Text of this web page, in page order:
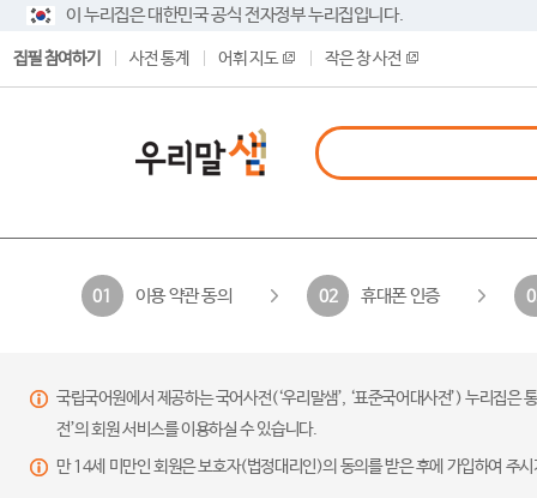
이 누리집은 대한민국 공식 전자정부 누리집입니다.
집필 참여하기 사전 통계 어휘 지도 작은 창 사전
01 이용 약관 동의 02 휴대폰 인증
국립국어원에서 제공하는 국어사전(‘우리말샘’, ‘표준국어대사전’) 누리집
전’의 회원 서비스를 이용하실 수 있습니다.
만 14세 미만인 회원은 보호자(법정대리인)의 동의를 받은 후에 가입하여 주